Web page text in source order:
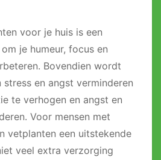
voor je huis is een
je humeur, focus en
Bovendien wordt
en angst verminderen
te verhogen en angst en
Voor mensen met
vetplanten een uitstekende
veel extra verzorging